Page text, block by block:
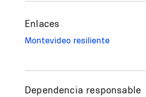
Enlaces
Montevideo resiliente
Dependencia responsable